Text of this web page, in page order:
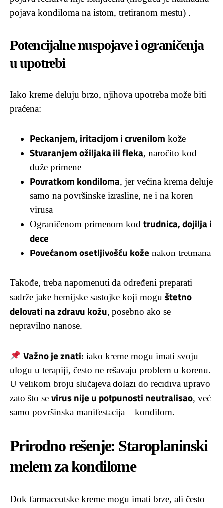
pojava kondiloma na istom, tretiranom mestu) .
Potencijalne nuspojave i ograničenja
u upotrebi
Iako kreme deluju brzo, njihova upotreba može biti
praćena:
Peckanjem, iritacijom i crvenilom kože
Stvaranjem ožiljaka ili fleka, naročito kod
duže primene
Povratkom kondiloma, jer većina krema deluje
samo na površinske izrasline, ne i na koren
virusa
Ograničenom primenom kod trudnica, dojilja i
dece
Povećanom osetljivošću kože nakon tretmana
Takođe, treba napomenuti da određeni preparati
sadrže jake hemijske sastojke koji mogu štetno
delovati na zdravu kožu, posebno ako se
nepravilno nanose.
Važno je znati: iako kreme mogu imati svoju
ulogu u terapiji, često ne rešavaju problem u korenu.
U velikom broju slučajeva dolazi do recidiva upravo
zato što se virus nije u potpunosti neutralisao, već
samo površinska manifestacija – kondilom.
Prirodno rešenje: Staroplaninski
melem za kondilome
Dok farmaceutske kreme mogu imati brze, ali često